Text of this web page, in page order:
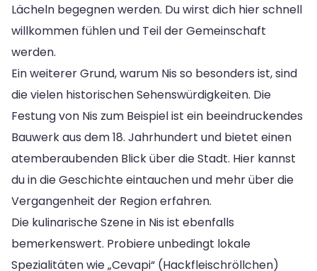
Lächeln begegnen werden. Du wirst dich hier schnell
willkommen fühlen und Teil der Gemeinschaft
werden.
Ein weiterer Grund, warum Nis so besonders ist, sind
die vielen historischen Sehenswürdigkeiten. Die
Festung von Nis zum Beispiel ist ein beeindruckendes
Bauwerk aus dem 18. Jahrhundert und bietet einen
atemberaubenden Blick über die Stadt. Hier kannst
du in die Geschichte eintauchen und mehr über die
Vergangenheit der Region erfahren.
Die kulinarische Szene in Nis ist ebenfalls
bemerkenswert. Probiere unbedingt lokale
Spezialitäten wie „Cevapi“ (Hackfleischröllchen)